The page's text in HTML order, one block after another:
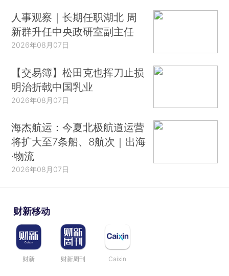
人事观察｜长期任职湖北 周
新群升任中央政研室副主任
2026年08月07日
【交易簿】松田克也挥刀止损
明治折戟中国乳业
2026年08月07日
海杰航运：今夏北极航道运营
将扩大至7条船、8航次｜出海
·物流
2026年08月07日
财新移动
财新 财新周刊 Caixin